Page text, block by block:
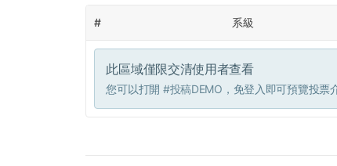
# 系級
此區域僅限交清使用者查看
您可以打開 #投稿DEMO ，免登入即可預覽投票